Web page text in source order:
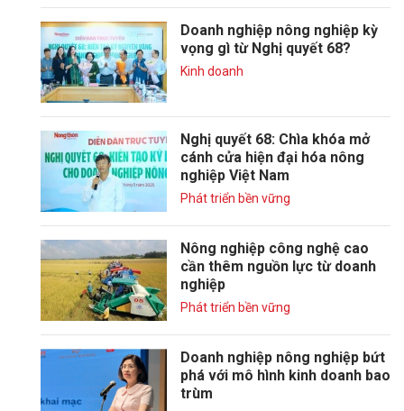
Doanh nghiệp nông nghiệp kỳ
vọng gì từ Nghị quyết 68?
Kinh doanh
Nghị quyết 68: Chìa khóa mở
cánh cửa hiện đại hóa nông
nghiệp Việt Nam
Phát triển bền vững
Nông nghiệp công nghệ cao
cần thêm nguồn lực từ doanh
nghiệp
Phát triển bền vững
Doanh nghiệp nông nghiệp bứt
phá với mô hình kinh doanh bao
trùm